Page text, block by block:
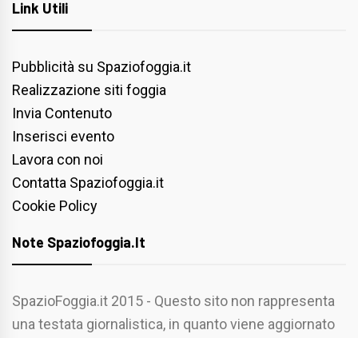
Link Utili
Pubblicità su Spaziofoggia.it
Realizzazione siti foggia
Invia Contenuto
Inserisci evento
Lavora con noi
Contatta Spaziofoggia.it
Cookie Policy
Note Spaziofoggia.it
SpazioFoggia.it 2015 - Questo sito non rappresenta
una testata giornalistica, in quanto viene aggiornato